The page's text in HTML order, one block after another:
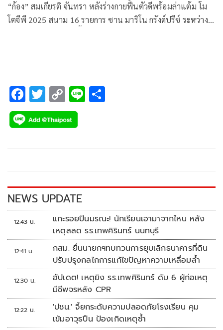
“ก้อง” สมเกียรติ จันทรา หลังร่างกายฟื้นตัวดีพร้อมล่าแต้ม โม
โตจีพี 2025 สนาม 16 รายการ ซาน มาริโน กรังด์ปรีซ์ ระหว่าง
F
ac
e
k
T
wi
tt
C
o
p
k
Li
NEWS UPDATE
12:43 น.
แกะรอยปืนมรณะ! นักเรียนเอามาจากไหน หลัง
เหตุสลด รร.เทพศิรินทร์ นนทบุรี
12:41 น.
กสม. ยื่นนายกฯทบทวนการยุบเลิกธนาคารที่ดิน
ปรับปรุงกลไกการแก้ไขปัญหาความเหลื่อมล้ำ
12:30 น.
อัปเดต! เหตุยิง รร.เทพศิรินทร์ ดับ 6 ผู้ก่อเหตุ
มีชีพจรหลัง CPR
12:22 น.
'ปชน.' จี้ยกระดับความปลอดภัยโรงเรียน คุม
เข้มอาวุธปืน ป้องเกิดเหตุซ้ำ